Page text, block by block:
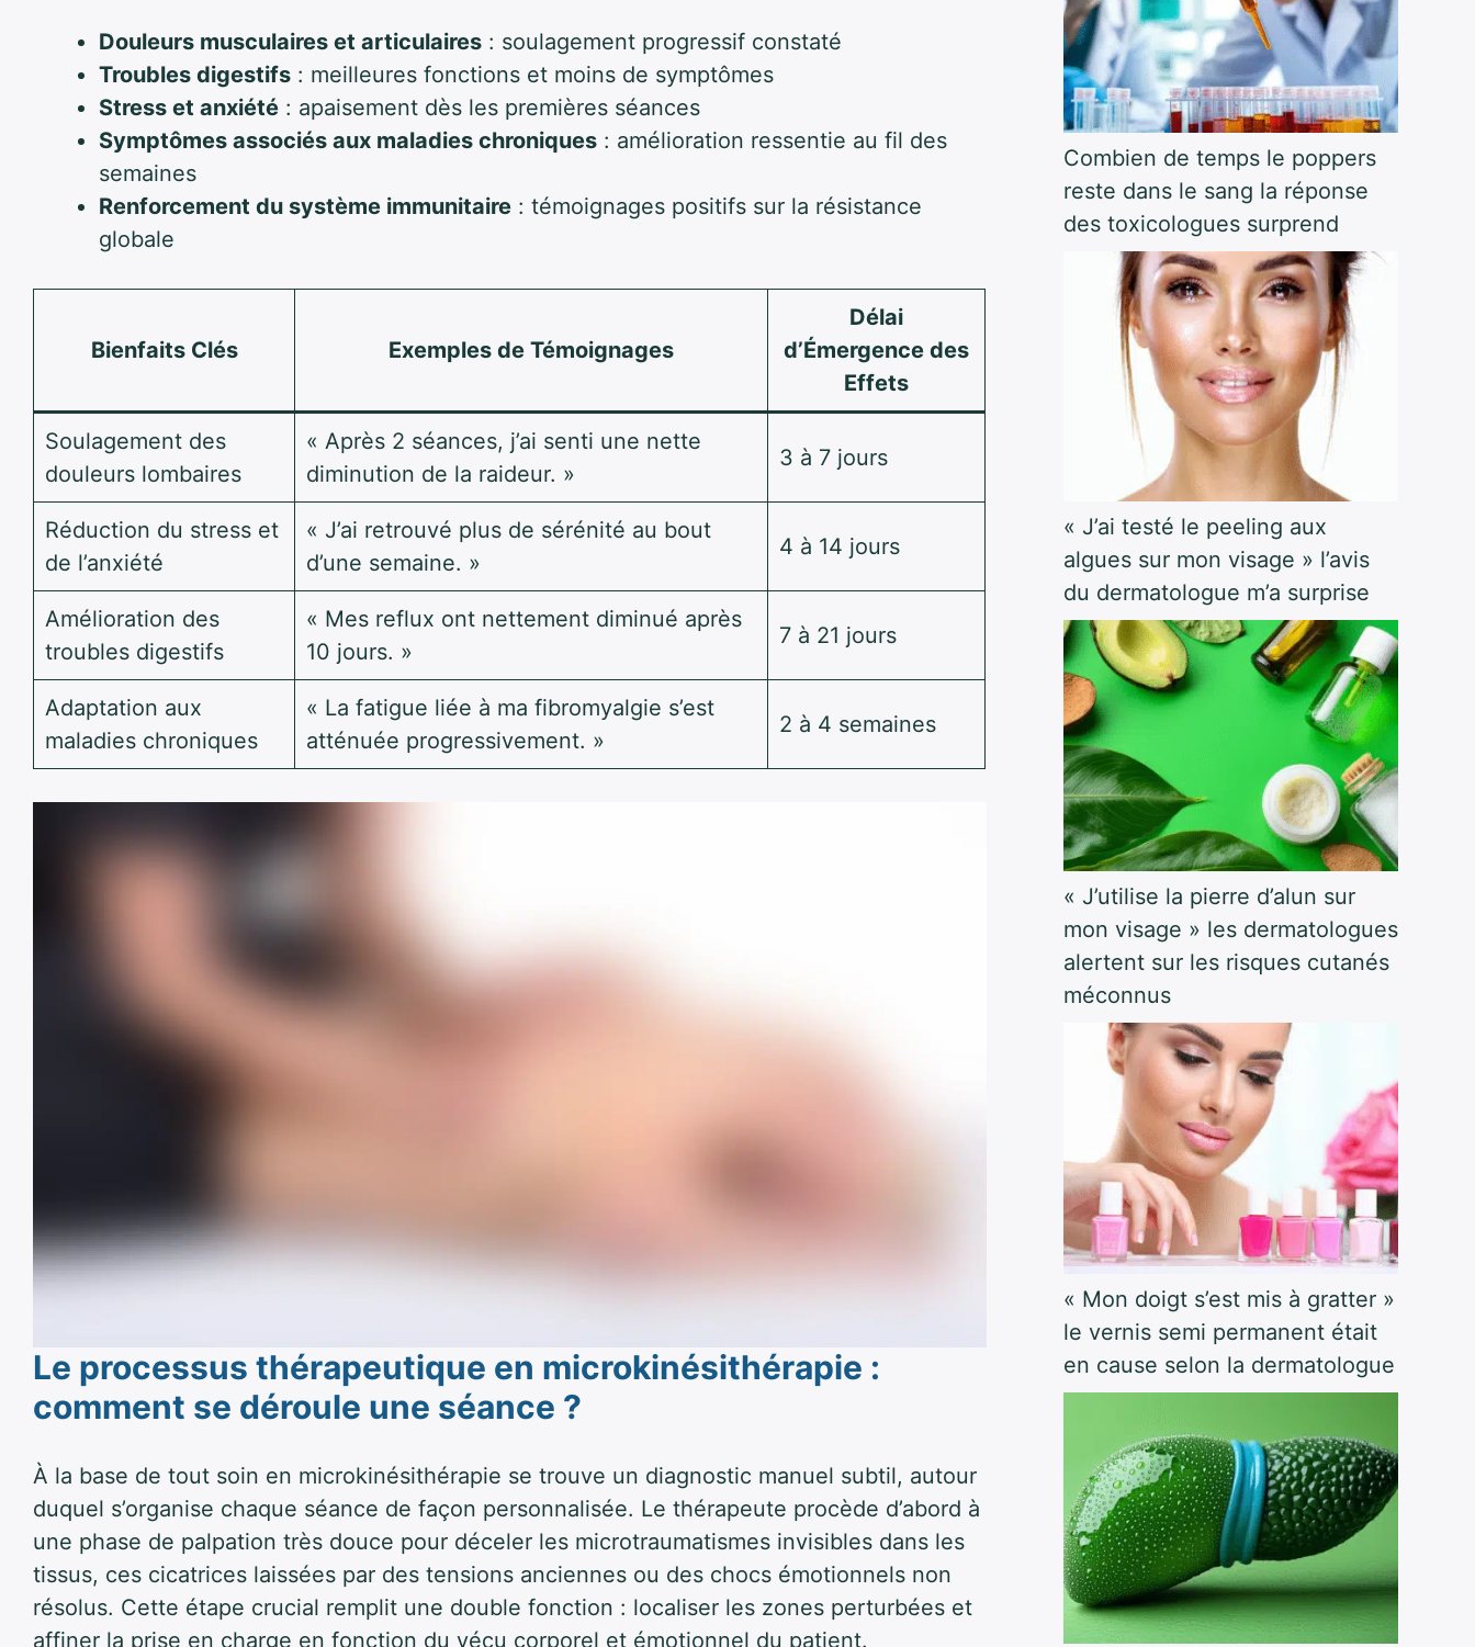
Douleurs musculaires et articulaires : soulagement progressif constaté
Troubles digestifs : meilleures fonctions et moins de symptômes
Stress et anxiété : apaisement dès les premières séances
Symptômes associés aux maladies chroniques : amélioration ressentie au fil des
semaines
Renforcement du système immunitaire : témoignages positifs sur la résistance
globale
Bienfaits Clés Exemples de Témoignages
Délai
d’Émergence des
Effets
Soulagement des
douleurs lombaires
« Après 2 séances, j’ai senti une nette
diminution de la raideur. »
3 à 7 jours
Réduction du stress et
de l’anxiété
« J’ai retrouvé plus de sérénité au bout
d’une semaine. »
4 à 14 jours
Amélioration des
troubles digestifs
« Mes reflux ont nettement diminué après
10 jours. »
7 à 21 jours
Adaptation aux
maladies chroniques
« La fatigue liée à ma fibromyalgie s’est
atténuée progressivement. »
2 à 4 semaines
Le processus thérapeutique en microkinésithérapie :
comment se déroule une séance ?
À la base de tout soin en microkinésithérapie se trouve un diagnostic manuel subtil, autour
duquel s’organise chaque séance de façon personnalisée. Le thérapeute procède d’abord à
une phase de palpation très douce pour déceler les microtraumatismes invisibles dans les
tissus, ces cicatrices laissées par des tensions anciennes ou des chocs émotionnels non
résolus. Cette étape crucial remplit une double fonction : localiser les zones perturbées et
affiner la prise en charge en fonction du vécu corporel et émotionnel du patient.
Combien de temps le poppers
reste dans le sang la réponse
des toxicologues surprend
« J’ai testé le peeling aux
algues sur mon visage » l’avis
du dermatologue m’a surprise
« J’utilise la pierre d’alun sur
mon visage » les dermatologues
alertent sur les risques cutanés
méconnus
« Mon doigt s’est mis à gratter »
le vernis semi permanent était
en cause selon la dermatologue